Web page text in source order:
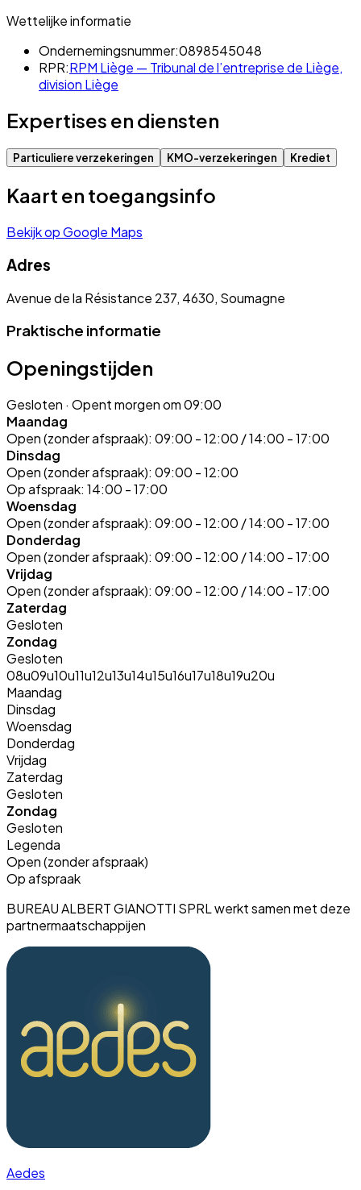
Wettelijke informatie
Ondernemingsnummer:0898545048
RPR:RPM Liège — Tribunal de l’entreprise de Liège,
division Liège
Expertises en diensten
Particuliere verzekeringen KMO-verzekeringen Krediet
Kaart en toegangsinfo
Bekijk op Google Maps
Adres
Avenue de la Résistance 237, 4630, Soumagne
Praktische informatie
Openingstijden
Gesloten · Opent morgen om 09:00
Maandag
Open (zonder afspraak): 09:00 - 12:00 / 14:00 - 17:00
Dinsdag
Open (zonder afspraak): 09:00 - 12:00
Op afspraak: 14:00 - 17:00
Woensdag
Open (zonder afspraak): 09:00 - 12:00 / 14:00 - 17:00
Donderdag
Open (zonder afspraak): 09:00 - 12:00 / 14:00 - 17:00
Vrijdag
Open (zonder afspraak): 09:00 - 12:00 / 14:00 - 17:00
Zaterdag
Gesloten
Zondag
Gesloten
08u09u10u11u12u13u14u15u16u17u18u19u20u
Maandag
Dinsdag
Woensdag
Donderdag
Vrijdag
Zaterdag
Gesloten
Zondag
Gesloten
Legenda
Open (zonder afspraak)
Op afspraak
BUREAU ALBERT GIANOTTI SPRL werkt samen met deze
partnermaatschappijen
Aedes